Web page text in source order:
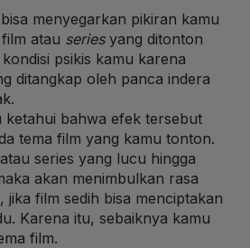
menyegarkan pikiran kamu
atau seriesyang ditonton
psikis kamu karena
ditangkap oleh panca indera
bahwa efek tersebut
tema film yang kamu tonton.
series yang lucu hingga
akan menimbulkan rasa
jika film sedih bisa menciptakan
Karena itu, sebaiknya kamu
film.